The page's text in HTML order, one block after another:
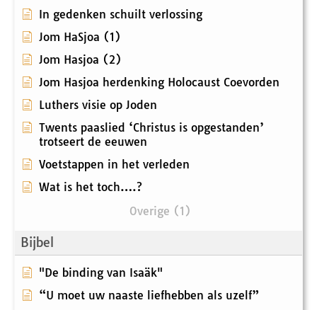
In gedenken schuilt verlossing
Jom HaSjoa (1)
Jom Hasjoa (2)
Jom Hasjoa herdenking Holocaust Coevorden
Luthers visie op Joden
Twents paaslied ‘Christus is opgestanden’
trotseert de eeuwen
Voetstappen in het verleden
Wat is het toch….?
Overige (1)
Bijbel
"De binding van Isaäk"
“U moet uw naaste liefhebben als uzelf”